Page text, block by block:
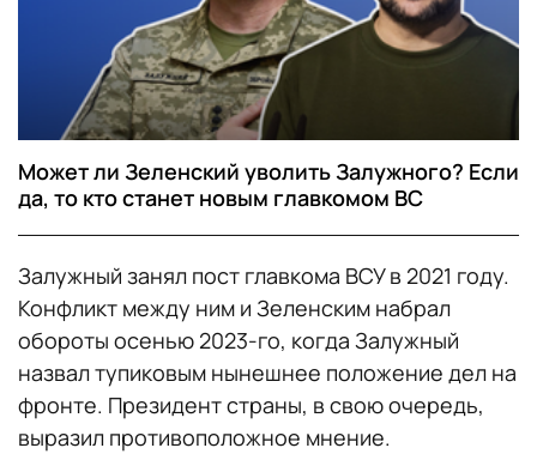
Может ли Зеленский уволить Залужного? Если
да, то кто станет новым главкомом ВС
Залужный занял пост главкома ВСУ в 2021 году.
Конфликт между ним и Зеленским набрал
обороты осенью 2023-го, когда Залужный
назвал тупиковым нынешнее положение дел на
фронте. Президент страны, в свою очередь,
выразил противоположное мнение.